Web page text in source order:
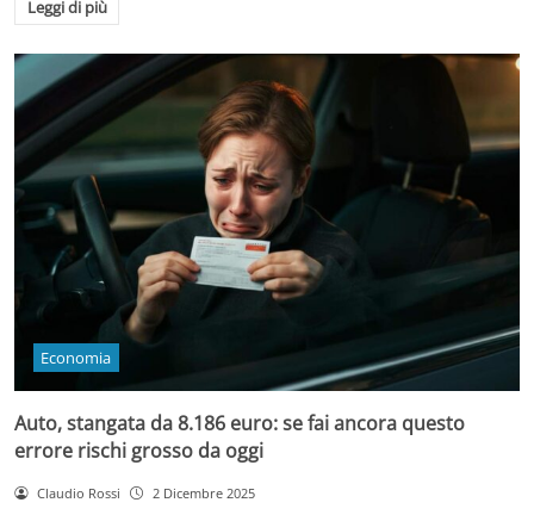
Leggi di più
Economia
Auto, stangata da 8.186 euro: se fai ancora questo
errore rischi grosso da oggi
Claudio Rossi 2 Dicembre 2025